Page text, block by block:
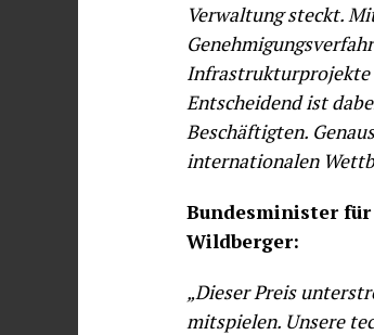
Verwaltung steckt.
Infrastrukturprojekte
Entscheidend ist
Beschäftigten.
internationalen
Bundesminister
Wildberger:
„Dieser Preis
mitspielen. Unsere